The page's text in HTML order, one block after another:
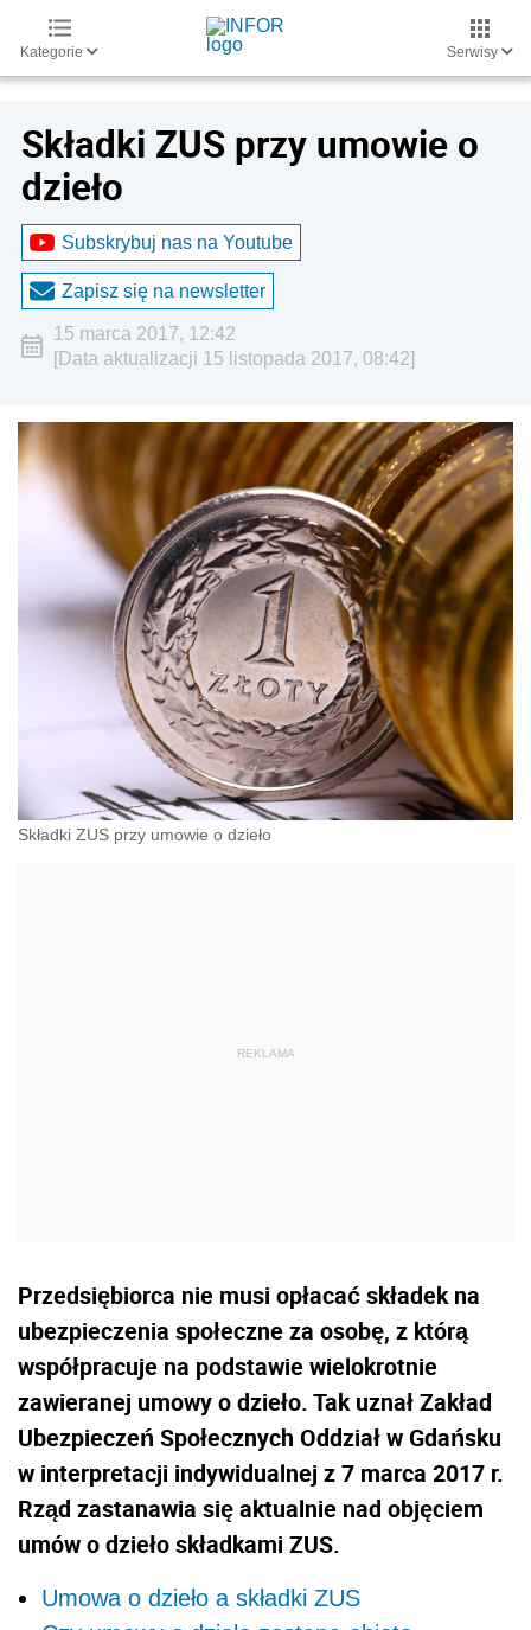
Kategorie Serwisy
Składki ZUS przy umowie o
dzieło
Subskrybuj nas na Youtube
Zapisz się na newsletter
15 marca 2017, 12:42
[Data aktualizacji 15 listopada 2017, 08:42]
Składki ZUS przy umowie o dzieło
Przedsiębiorca nie musi opłacać składek na
ubezpieczenia społeczne za osobę, z którą
współpracuje na podstawie wielokrotnie
zawieranej umowy o dzieło. Tak uznał Zakład
Ubezpieczeń Społecznych Oddział w Gdańsku
w interpretacji indywidualnej z 7 marca 2017 r.
Rząd zastanawia się aktualnie nad objęciem
umów o dzieło składkami ZUS.
Umowa o dzieło a składki ZUS